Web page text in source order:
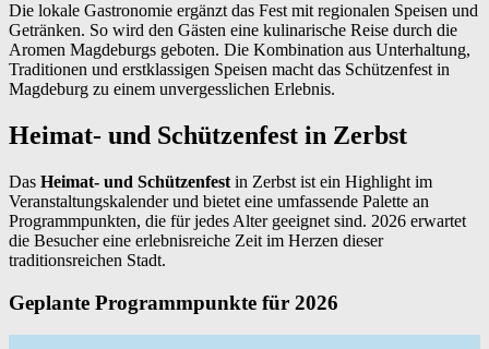
Die lokale Gastronomie ergänzt das Fest mit regionalen Speisen und
Getränken. So wird den Gästen eine kulinarische Reise durch die
Aromen Magdeburgs geboten. Die Kombination aus Unterhaltung,
Traditionen und erstklassigen Speisen macht das Schützenfest in
Magdeburg zu einem unvergesslichen Erlebnis.
Heimat- und Schützenfest in Zerbst
Das Heimat- und Schützenfest in Zerbst ist ein Highlight im
Veranstaltungskalender und bietet eine umfassende Palette an
Programmpunkten, die für jedes Alter geeignet sind. 2026 erwartet
die Besucher eine erlebnisreiche Zeit im Herzen dieser
traditionsreichen Stadt.
Geplante Programmpunkte für 2026